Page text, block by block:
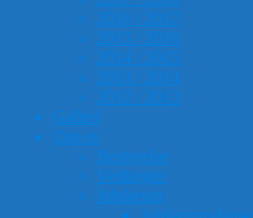
2016 / 2017
2015 / 2016
2014 / 2015
2013 / 2014
2012 / 2013
Galleri
Om os
Bestyrelse
Vedtægter
Jubilæum